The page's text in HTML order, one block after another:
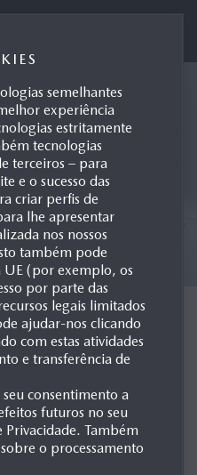
CARS
semelhantes
experiência
estritamente
tecnologias
terceiros – para
e o sucesso das
criar perfis de
lhe apresentar
nos nossos
também pode
UE (por exemplo, os
por parte das
legais limitados
ajudar-nos clicando
com estas atividades
e transferência de
consentimento a
futuros no seu
Privacidade. Também
o processamento